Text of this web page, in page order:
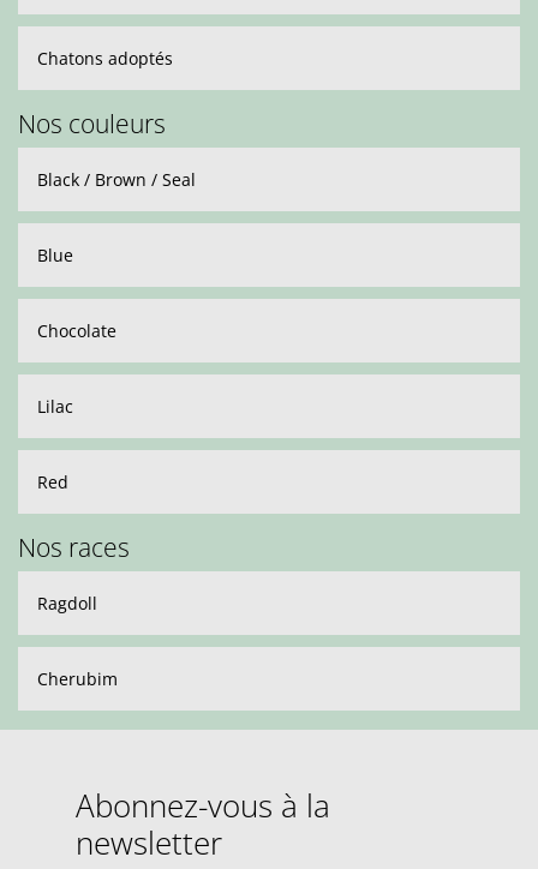
Chatons adoptés
Nos couleurs
Black / Brown / Seal
Blue
Chocolate
Lilac
Red
Nos races
Ragdoll
Cherubim
Abonnez-vous à la
newsletter